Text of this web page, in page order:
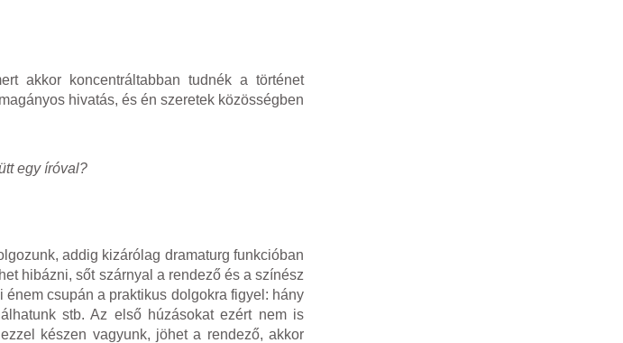
akkor koncentráltabban tudnék a történet
hivatás, és én szeretek közösségben
egy íróval?
addig kizárólag dramaturg funkcióban
hibázni, sőt szárnyal a rendező és a színész
csupán a praktikus dolgokra figyel: hány
stb. Az első húzásokat ezért nem is
készen vagyunk, jöhet a rendező, akkor